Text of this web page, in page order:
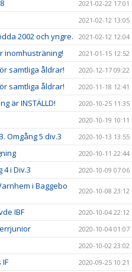
2021-02-22 17:01
2021-02-12 13:05
2002 och yngre. 2021-02-12 12:04
inomhusträning! 2021-01-15 12:52
samtliga åldrar! 2020-12-17 09:22
samtliga åldrar! 2020-11-18 12:41
är INSTÄLLD! 2020-10-25 11:35
2020-10-19 10:11
Omgång 5 div.3 2020-10-13 13:55
2020-10-11 22:44
4 i Div.3 2020-10-09 07:06
i Baggebo
2020-10-08 23:12
IBF 2020-10-04 22:12
2020-10-04 01:07
2020-10-02 23:02
2020-09-25 10:21